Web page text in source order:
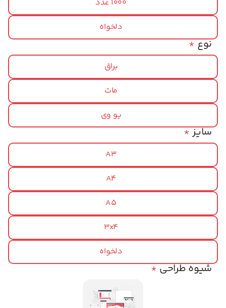
1000 عدد
دلخواه
*نوع
براق
مات
یو وی
*سایز
A3
A4
A5
3x4
دلخواه
*شیوه طراحی